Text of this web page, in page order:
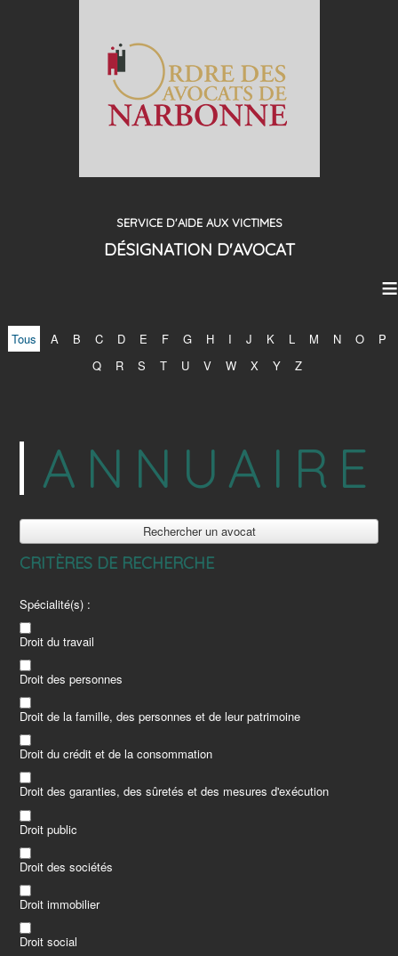
SERVICE D'AIDE AUX VICTIMES
DÉSIGNATION D'AVOCAT
≡
Tous A B C D E F G H I J K L M N O
P
Q
R S T U V W X Y Z
ANNUAIRE
Rechercher un avocat
CRITÈRES DE RECHERCHE
Spécialité(s) :
Droit du travail
Droit des personnes
Droit de la famille, des personnes et de leur patrimoine
Droit du crédit et de la consommation
Droit des garanties, des sûretés et des mesures d'exécution
Droit public
Droit des sociétés
Droit immobilier
Droit social